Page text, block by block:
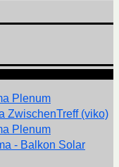
Plenum
ZwischenTreff (viko)
Plenum
- Balkon Solar